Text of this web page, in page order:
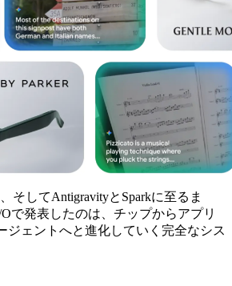
そしてAntigravityとSparkに至るま
で発表したのは、チップからアプリ
ジェントへと進化していく完全なシス